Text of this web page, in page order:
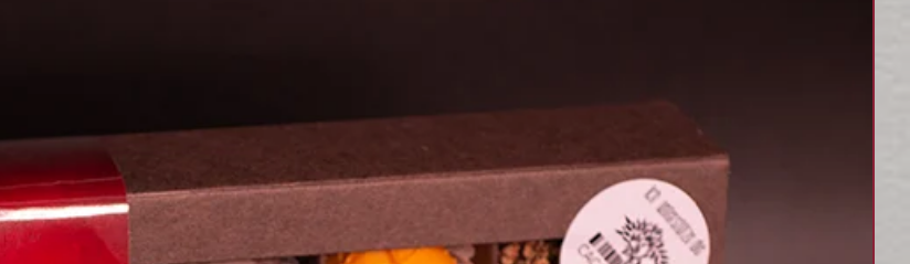
Noch keine Bewertungen vorhanden
Bewertung abgeben